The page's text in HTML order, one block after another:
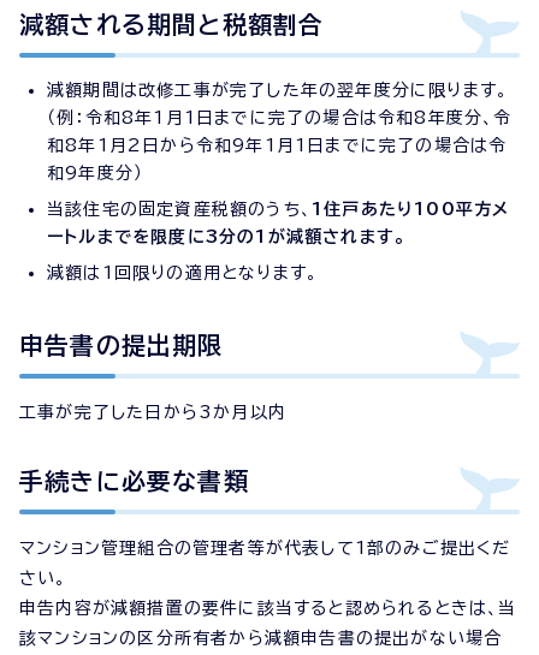
減額される期間と税額割合
減額期間は改修工事が完了した年の翌年度分に限ります。
（例：令和8年1月1日までに完了の場合は令和8年度分、令
和8年1月2日から令和9年1月1日までに完了の場合は令
和9年度分）
当該住宅の固定資産税額のうち、 1住戸あたり100平方メ
ートルまでを限度に3分の1が減額されます。
減額は1回限りの適用となります。
申告書の提出期限
工事が完了した日から3か月以内
手続きに必要な書類
マンション管理組合の管理者等が代表して1部のみご提出くだ
さい。
申告内容が減額措置の要件に該当すると認められるときは、当
該マンションの区分所有者から減額申告書の提出がない場合